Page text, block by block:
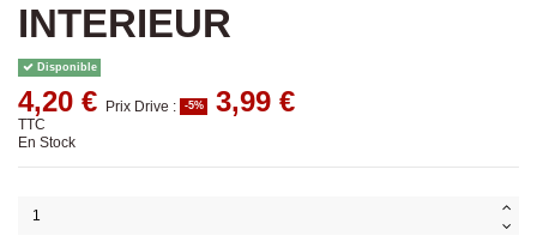
INTERIEUR
Disponible
4,20 € Prix Drive : -5% 3,99 €
TTC
En Stock